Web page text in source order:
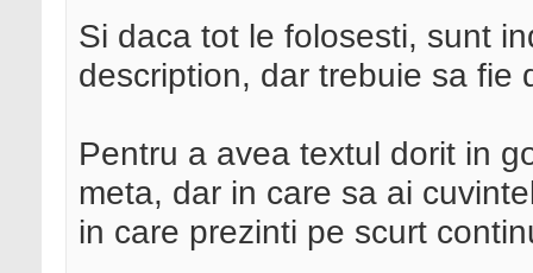
Si daca tot le folosesti, sunt
description, dar trebuie sa fie
Pentru a avea textul dorit in
meta, dar in care sa ai
in care prezinti pe scurt